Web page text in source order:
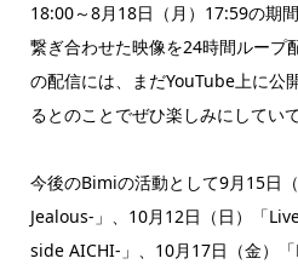
18:00～8月18日（月）17:59の期
繋ぎ合わせた映像を24時間ループ
の配信には、まだYouTube上に公
るとのことでぜひ楽しみにしてい
今後のBimiの活動として9月15日
Jealous-」、10月12日（日）「
side AICHI-」、10月17日（金）